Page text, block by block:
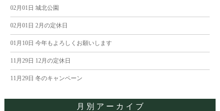
シ
ョ
ン
02月01日 城北公園
02月01日 2月の定休日
01月10日 今年もよろしくお願いします
11月29日 12月の定休日
11月29日 冬のキャンペーン
月別アーカイブ